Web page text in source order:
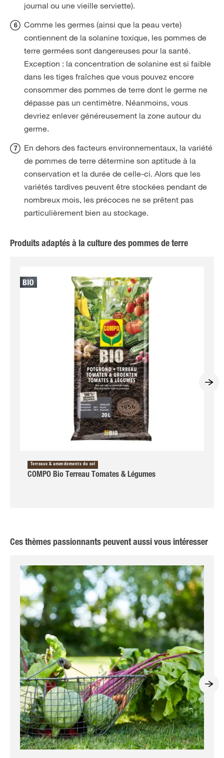
journal ou une vieille serviette).
Comme les germes (ainsi que la peau verte)
contiennent de la solanine toxique, les pommes de
terre germées sont dangereuses pour la santé.
Exception : la concentration de solanine est si faible
dans les tiges fraîches que vous pouvez encore
consommer des pommes de terre dont le germe ne
dépasse pas un centimètre. Néanmoins, vous
devriez enlever généreusement la zone autour du
germe.
En dehors des facteurs environnementaux, la variété
de pommes de terre détermine son aptitude à la
conservation et la durée de celle-ci. Alors que les
variétés tardives peuvent être stockées pendant de
nombreux mois, les précoces ne se prêtent pas
particulièrement bien au stockage.
Produits adaptés à la culture des pommes de terre
Terreaux & amendements du sol
COMPO Bio Terreau Tomates & Légumes
Ces thèmes passionnants peuvent aussi vous intéresser